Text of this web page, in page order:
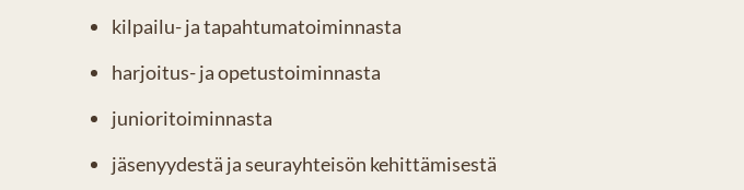
kilpailu- ja tapahtumatoiminnasta
harjoitus- ja opetustoiminnasta
junioritoiminnasta
jäsenyydestä ja seurayhteisön kehittämisestä